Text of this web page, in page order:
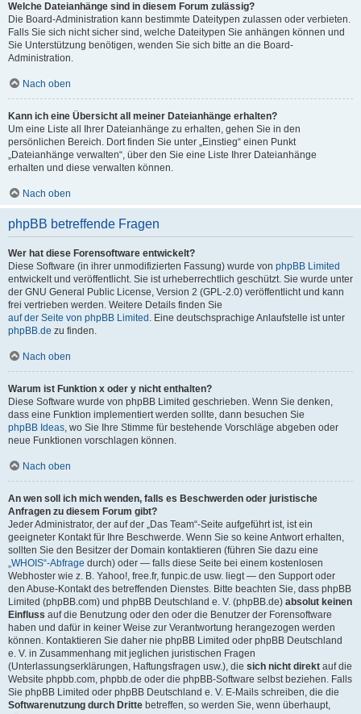
Welche Dateianhänge sind in diesem Forum zulässig?
Die Board-Administration kann bestimmte Dateitypen zulassen oder verbieten.
Falls Sie sich nicht sicher sind, welche Dateitypen Sie anhängen können und
Sie Unterstützung benötigen, wenden Sie sich bitte an die Board-
Administration.
Nach oben
Kann ich eine Übersicht all meiner Dateianhänge erhalten?
Um eine Liste all Ihrer Dateianhänge zu erhalten, gehen Sie in den
persönlichen Bereich. Dort finden Sie unter „Einstieg“ einen Punkt
„Dateianhänge verwalten“, über den Sie eine Liste Ihrer Dateianhänge
erhalten und diese verwalten können.
Nach oben
phpBB betreffende Fragen
Wer hat diese Forensoftware entwickelt?
Diese Software (in ihrer unmodifizierten Fassung) wurde von phpBB Limited
entwickelt und veröffentlicht. Sie ist urheberrechtlich geschützt. Sie wurde unter
der GNU General Public License, Version 2 (GPL-2.0) veröffentlicht und kann
frei vertrieben werden. Weitere Details finden Sie
auf der Seite von phpBB Limited . Eine deutschsprachige Anlaufstelle ist unter
phpBB.de zu finden.
Nach oben
Warum ist Funktion x oder y nicht enthalten?
Diese Software wurde von phpBB Limited geschrieben. Wenn Sie denken,
dass eine Funktion implementiert werden sollte, dann besuchen Sie
phpBB Ideas, wo Sie Ihre Stimme für bestehende Vorschläge abgeben oder
neue Funktionen vorschlagen können.
Nach oben
An wen soll ich mich wenden, falls es Beschwerden oder juristische
Anfragen zu diesem Forum gibt?
Jeder Administrator, der auf der „Das Team“-Seite aufgeführt ist, ist ein
geeigneter Kontakt für Ihre Beschwerde. Wenn Sie so keine Antwort erhalten,
sollten Sie den Besitzer der Domain kontaktieren (führen Sie dazu eine
„WHOIS“-Abfrage durch) oder — falls diese Seite bei einem kostenlosen
Webhoster wie z. B. Yahoo!, free.fr, funpic.de usw. liegt — den Support oder
den Abuse-Kontakt des betreffenden Dienstes. Bitte beachten Sie, dass phpBB
Limited (phpBB.com) und phpBB Deutschland e. V. (phpBB.de) absolut keinen
Einfluss auf die Benutzung oder den oder die Benutzer der Forensoftware
haben und dafür in keiner Weise zur Verantwortung herangezogen werden
können. Kontaktieren Sie daher nie phpBB Limited oder phpBB Deutschland
e. V. in Zusammenhang mit jeglichen juristischen Fragen
(Unterlassungserklärungen, Haftungsfragen usw.), die sich nicht direkt auf die
Website phpbb.com, phpbb.de oder die phpBB-Software selbst beziehen. Falls
Sie phpBB Limited oder phpBB Deutschland e. V. E-Mails schreiben, die die
Softwarenutzung durch Dritte betreffen, so werden Sie, wenn überhaupt,